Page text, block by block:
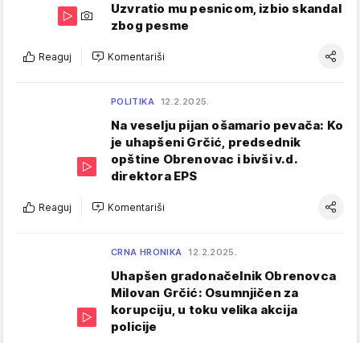
Uzvratio mu pesnicom, izbio skandal
zbog pesme
Reaguj Komentariši
POLITIKA 12.2.2025.
Na veselju pijan ošamario pevača: Ko
je uhapšeni Grčić, predsednik
opštine Obrenovac i bivši v.d.
direktora EPS
Reaguj Komentariši
CRNA HRONIKA 12.2.2025.
Uhapšen gradonačelnik Obrenovca
Milovan Grčić: Osumnjičen za
korupciju, u toku velika akcija
policije